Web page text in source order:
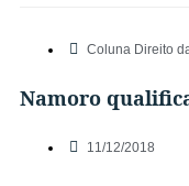
Coluna Direito
Namoro
11/12/2018